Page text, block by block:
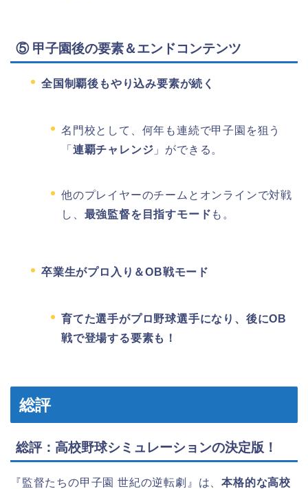
⑤ 甲子園後の要素＆エンドコンテンツ
全国制覇後もやり込み要素が続く
名門校として、何年も連続で甲子園を狙う
「 連覇チャレンジ 」ができる。
他のプレイヤーのチームとオンラインで対戦
し、 最強監督を目指すモード も。
卒業生がプロ入り＆OB戦モード
育てた選手がプロ野球選手になり、後にOB
戦で登場する要素も！
総評
総評：高校野球シミュレーションの決定版！
『監督たちの甲子園 世紀の逆転劇』は、本格的な高校